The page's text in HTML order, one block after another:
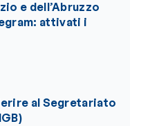
e dell’Abruzzo
attivati i
al Segretariato